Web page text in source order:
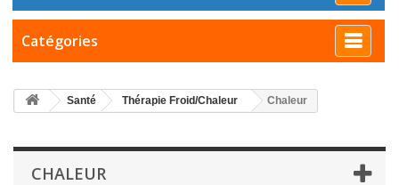
Catégories
Santé Thérapie Froid/Chaleur Chaleur
CHALEUR